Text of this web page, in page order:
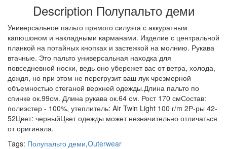
Description Полупальто деми
Универсальное пальто прямого силуэта с аккуратным
капюшоном и накладными карманами. Изделие с центральной
планкой на потайных кнопках и застежкой на молнию. Рукава
втачные. Это пальто универсальная находка для
повседневной носки, ведь оно убережет вас от ветра, холода,
дождя, но при этом не перегрузит ваш лук чрезмерной
объемностью стеганой верхней одежды.Длина пальто по
спинке ок.99см. Длина рукава ок.64 см. Рост 170 смСостав:
полиэстер - 100%, утеплитель: Air Twin Light 100 г/m 2Р-ры 42-
52Цвет: черныйЦвет одежды может незначительно отличаться
от оригинала.
Tags: Полупальто деми,Outerwear